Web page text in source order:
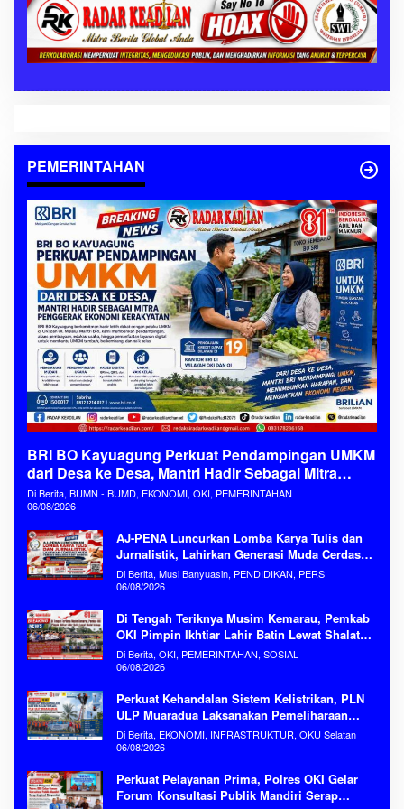
PEMERINTAHAN
BRI BO Kayuagung Perkuat Pendampingan UMKM
dari Desa ke Desa, Mantri Hadir Sebagai Mitra
Penggerak Ekonomi Kerakyatan
Di Berita, BUMN - BUMD, EKONOMI, OKI, PEMERINTAHAN
06/08/2026
AJ-PENA Luncurkan Lomba Karya Tulis dan
Jurnalistik, Lahirkan Generasi Muda Cerdas
Menjaga Aset Bangsa
Di Berita, Musi Banyuasin, PENDIDIKAN, PERS
06/08/2026
Di Tengah Teriknya Musim Kemarau, Pemkab
OKI Pimpin Ikhtiar Lahir Batin Lewat Shalat
Istisqa Memohon Turunnya Hujan
Di Berita, OKI, PEMERINTAHAN, SOSIAL
06/08/2026
Perkuat Kehandalan Sistem Kelistrikan, PLN
ULP Muaradua Laksanakan Pemeliharaan
ROW dan HAR Konstruksi Gabungan Secara
Terpadu
Di Berita, EKONOMI, INFRASTRUKTUR, OKU Selatan
06/08/2026
Perkuat Pelayanan Prima, Polres OKI Gelar
Forum Konsultasi Publik Mandiri Serap